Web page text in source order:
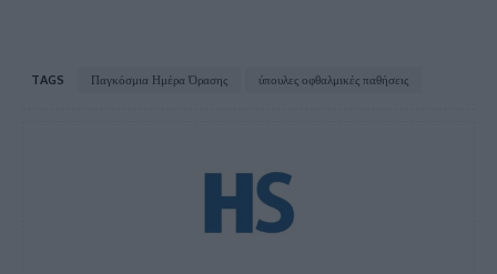
TAGS Παγκόσμια Ημέρα Όρασης ύπουλες οφθαλμικές παθήσεις